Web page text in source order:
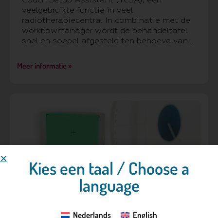
veelgebruikte functie in veel
radiotherapiecentra. In combinatie met de
workflowmanager wordt de behandeltafel
snel en soepel afgesteld ten behoeve van...
Meer informatie »
Kies een taal / Choose a
language
Nederlands English